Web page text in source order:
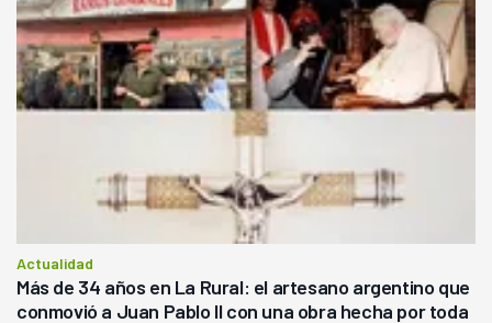
Actualidad
Más de 34 años en La Rural: el artesano argentino que
conmovió a Juan Pablo II con una obra hecha por toda